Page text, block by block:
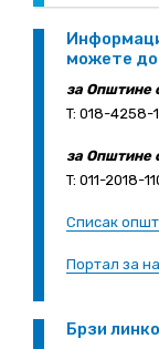
можете
за Општине
T: 018-4258-
за Општине
T: 011-2018-
Списак
Портал за
Брзи